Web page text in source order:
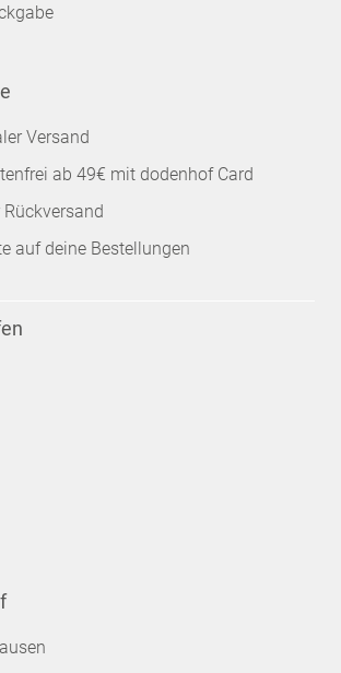
Versand
ab 49€ mit dodenhof Card
auf deine Bestellungen